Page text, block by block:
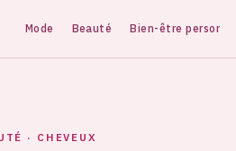
Mode Beauté Bien-être
· CHEVEUX